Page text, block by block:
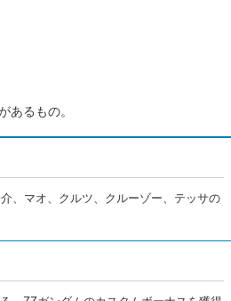
あるもの。
、マオ、クルツ、クルーゾー、テッサの